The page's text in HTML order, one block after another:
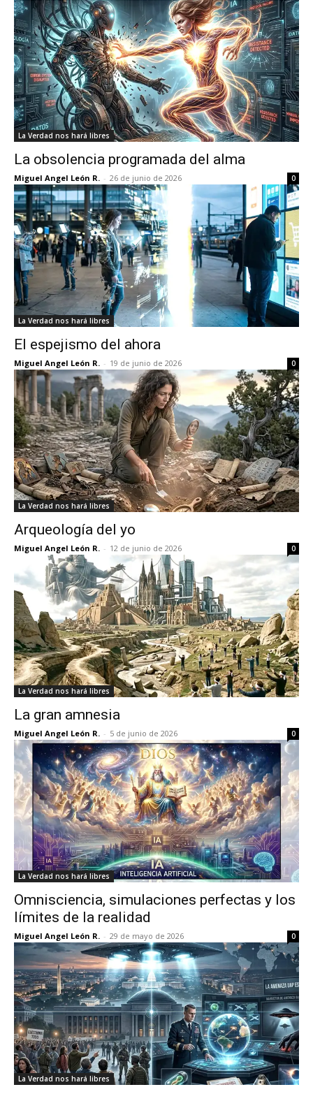
La Verdad nos hará libres
La obsolencia programada del alma
Miguel Angel León R. - 26 de junio de 2026 0
La Verdad nos hará libres
El espejismo del ahora
Miguel Angel León R. - 19 de junio de 2026 0
La Verdad nos hará libres
Arqueología del yo
Miguel Angel León R. - 12 de junio de 2026 0
La Verdad nos hará libres
La gran amnesia
Miguel Angel León R. - 5 de junio de 2026 0
La Verdad nos hará libres
Omnisciencia, simulaciones perfectas y los
límites de la realidad
Miguel Angel León R. - 29 de mayo de 2026 0
La Verdad nos hará libres